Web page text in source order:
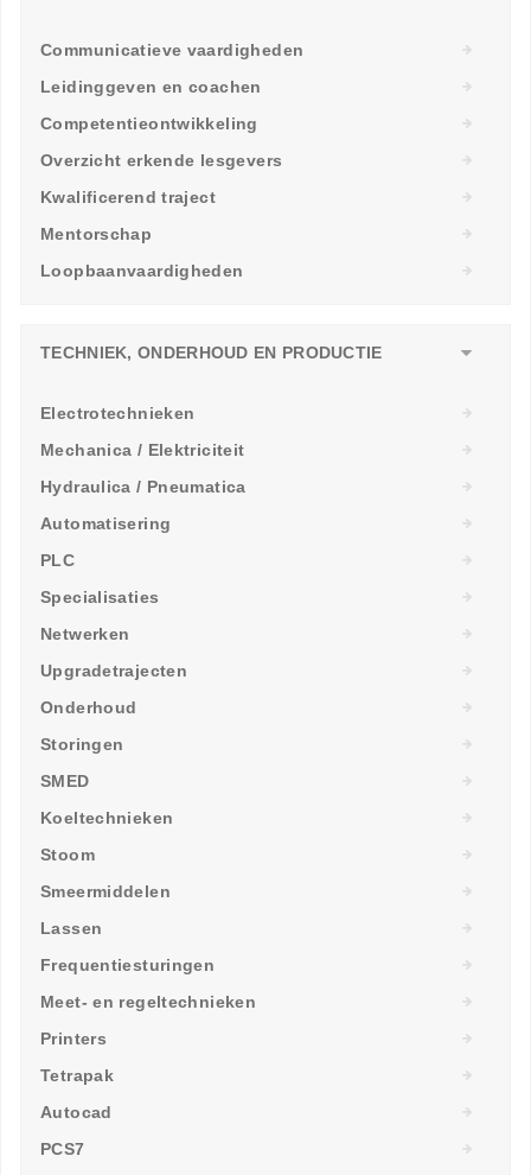
Communicatieve vaardigheden
Leidinggeven en coachen
Competentieontwikkeling
Overzicht erkende lesgevers
Kwalificerend traject
Mentorschap
Loopbaanvaardigheden
TECHNIEK, ONDERHOUD EN PRODUCTIE
Electrotechnieken
Mechanica / Elektriciteit
Hydraulica / Pneumatica
Automatisering
PLC
Specialisaties
Netwerken
Upgradetrajecten
Onderhoud
Storingen
SMED
Koeltechnieken
Stoom
Smeermiddelen
Lassen
Frequentiesturingen
Meet- en regeltechnieken
Printers
Tetrapak
Autocad
PCS7